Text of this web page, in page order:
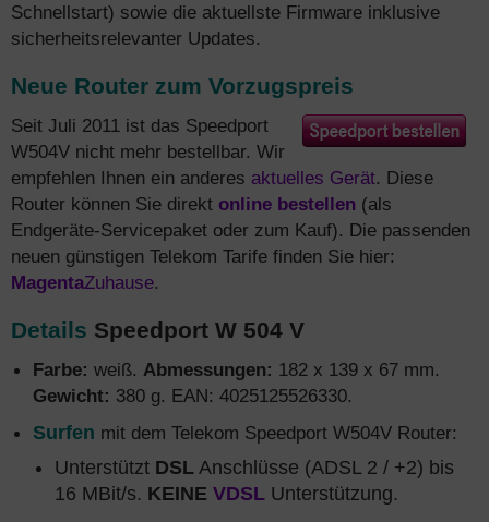
Schnellstart) sowie die aktuellste Firmware inklusive
sicherheitsrelevanter Updates.
Neue Router zum Vorzugspreis
Seit Juli 2011 ist das Speedport
W504V nicht mehr bestellbar. Wir
empfehlen Ihnen ein anderes aktuelles Gerät. Diese
Router können Sie direkt online bestellen (als
Endgeräte-Servicepaket oder zum Kauf). Die passenden
neuen günstigen Telekom Tarife finden Sie hier:
MagentaZuhause.
Details Speedport W 504 V
Farbe: weiß. Abmessungen: 182 x 139 x 67 mm.
Gewicht: 380 g. EAN: 4025125526330.
Surfen mit dem Telekom Speedport W504V Router:
Unterstützt DSL Anschlüsse (ADSL 2 / +2) bis
16 MBit/s. KEINE VDSL Unterstützung.